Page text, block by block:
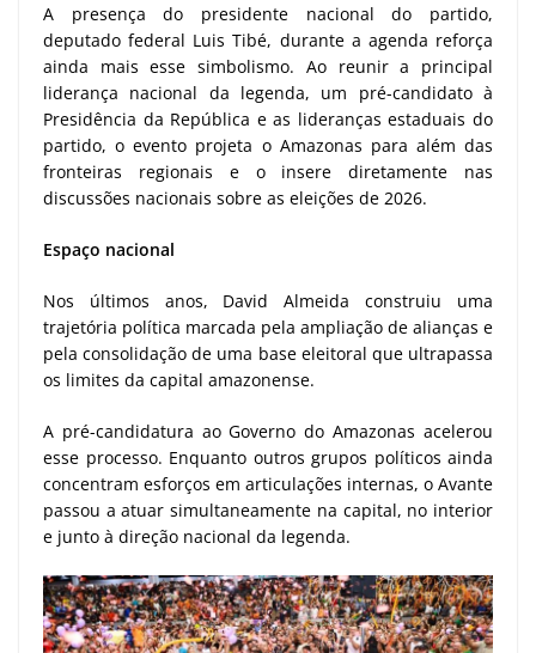
A presença do presidente nacional do partido,
deputado federal Luis Tibé, durante a agenda reforça
ainda mais esse simbolismo. Ao reunir a principal
liderança nacional da legenda, um pré-candidato à
Presidência da República e as lideranças estaduais do
partido, o evento projeta o Amazonas para além das
fronteiras regionais e o insere diretamente nas
discussões nacionais sobre as eleições de 2026.
Espaço nacional
Nos últimos anos, David Almeida construiu uma
trajetória política marcada pela ampliação de alianças e
pela consolidação de uma base eleitoral que ultrapassa
os limites da capital amazonense.
A pré-candidatura ao Governo do Amazonas acelerou
esse processo. Enquanto outros grupos políticos ainda
concentram esforços em articulações internas, o Avante
passou a atuar simultaneamente na capital, no interior
e junto à direção nacional da legenda.